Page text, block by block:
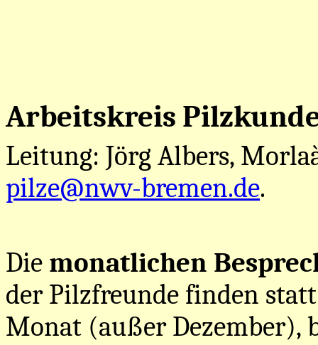
Arbeitskreis
Leitung: Jörg Albers,
pilze@nwv-bremen.de.
Die monatlichen
der Pilzfreunde finden
Monat (außer Dezember),